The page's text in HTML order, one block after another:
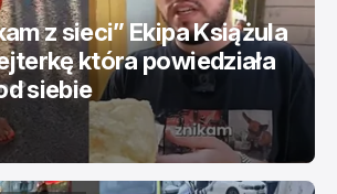
z sieci” Ekipa Książula
która powiedziała
siebie